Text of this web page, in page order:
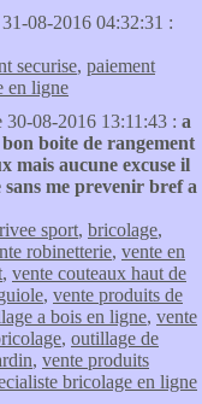
08-2016 04:32:31 :
securise, paiement
en ligne
30-08-2016 13:11:43 : a
boite de rangement
mais aucune excuse il
me prevenir bref a
sport, bricolage,
robinetterie, vente en
, vente couteaux haut de
, vente produits de
a bois en ligne, vente
, outillage de
, vente produits
bricolage en ligne